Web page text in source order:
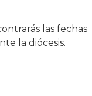
las fechas
la diócesis.